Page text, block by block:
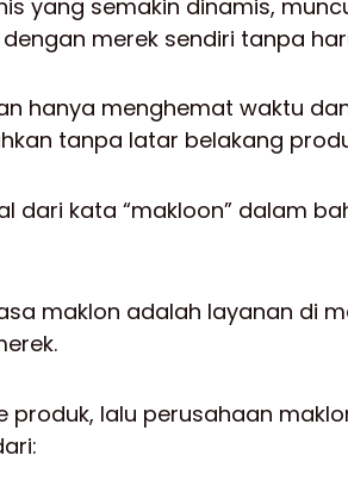
yang semakin dinamis,
merek sendiri tanpa
hanya menghemat waktu
tanpa latar belakang
dari kata “makloon” dalam
maklon adalah layanan di
lalu perusahaan